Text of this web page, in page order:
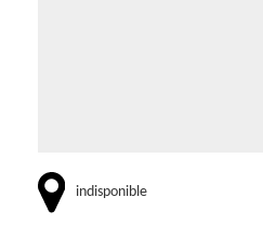
indisponible